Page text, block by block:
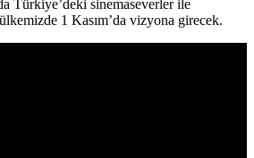
Türkiye’deki sinemaseverler ile
1 Kasım’da vizyona girecek.